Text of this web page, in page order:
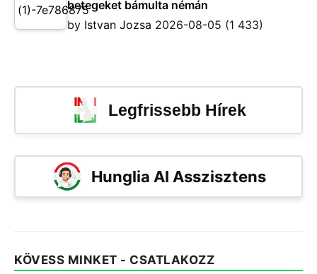
betegeket bámulta némán
by Istvan Jozsa 2026-08-05 (1 433)
Legfrissebb Hírek
Hunglia AI Asszisztens
KÖVESS MINKET - CSATLAKOZZ